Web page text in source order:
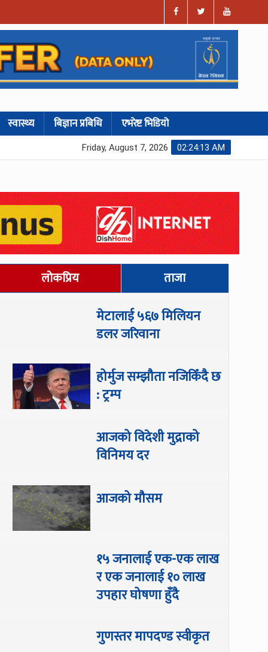
स्वास्थ्य बिज्ञान प्रबिधि एभरेष्ट भिडियो
02:24:14 AM
Friday, August 7, 2026
लोकप्रिय ताजा
मेटालाई ५६७ मिलियन
डलर जरिवाना
होर्मुज सम्झौता नजिकिँदै छ
: ट्रम्प
आजको विदेशी मुद्राको
विनिमय दर
आजको मौसम
१५ जनालाई एक-एक लाख
र एक जनालाई १० लाख
उपहार घोषणा हुँदै
गुणस्तर मापदण्ड स्वीकृत